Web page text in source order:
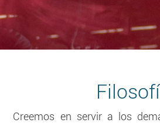
Creemos en servir a los